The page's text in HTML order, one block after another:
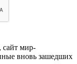
сайт мир-
вновь зашедших